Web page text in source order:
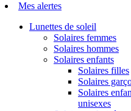
Mes alertes
Lunettes de soleil
Solaires femmes
Solaires hommes
Solaires enfants
Solaires filles
Solaires
Solaires
unisexes